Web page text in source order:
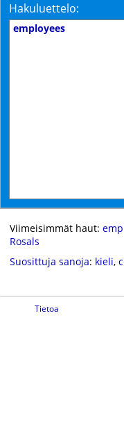
Hakuluettelo:
employees
Viimeisimmät haut:
Rosals
Suosittuja sanoja: kieli,
Tietoa